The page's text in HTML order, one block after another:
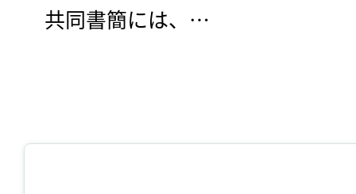
共同書簡には、…